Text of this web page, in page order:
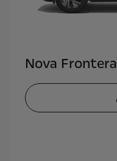
Nova Frontera